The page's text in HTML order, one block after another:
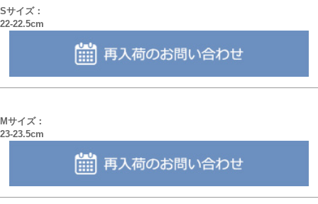
Sサイズ：
22-22.5cm
Mサイズ：
23-23.5cm